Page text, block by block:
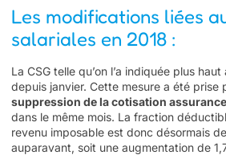
Les modifications liées
salariales en 2018 :
La CSG telle qu’on l’a indiquée plus
depuis janvier. Cette mesure a été prise
suppression de la cotisation
dans le même mois. La fraction
revenu imposable est donc désormais
auparavant, soit une augmentation de